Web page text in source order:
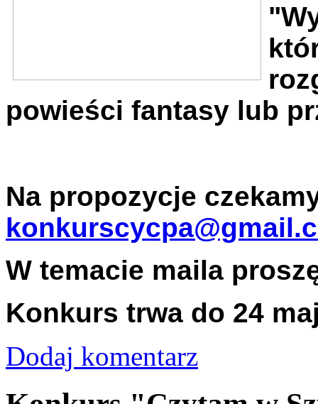
powieści fantasy lub
Na propozycje
W temacie maila
Konkurs trwa do 24
Dodaj komentarz